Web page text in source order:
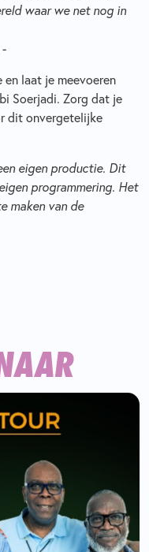
waar we net nog in
en laat je meevoeren
Soerjadi. Zorg dat je
dit onvergetelijke
eigen productie. Dit
programmering. Het
maken van de